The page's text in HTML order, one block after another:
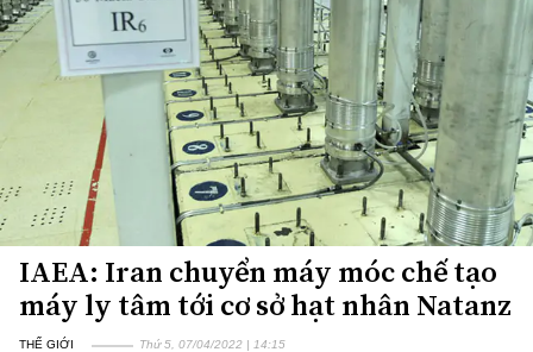
IAEA: Iran chuyển máy móc chế tạo
máy ly tâm tới cơ sở hạt nhân Natanz
THẾ GIỚI Thứ 5, 07/04/2022 | 14:15